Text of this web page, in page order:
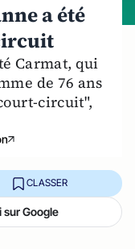
a été
Carmat, qui
de 76 ans
circuit",
CLASSER
Google